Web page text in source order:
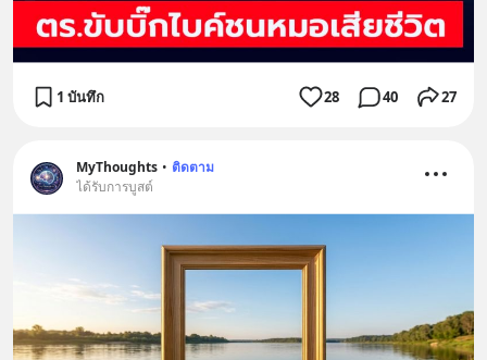
1 บันทึก 28 40 27
MyThoughts • ติดตาม
ได้รับการบูสต์